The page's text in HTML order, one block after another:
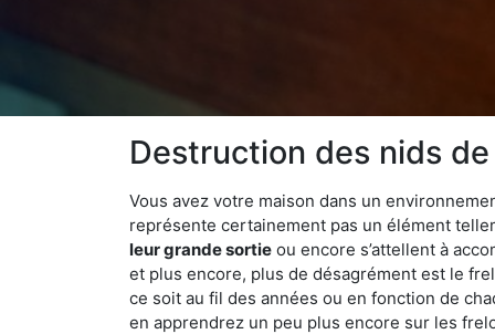
Destruction des nids
Vous avez votre maison dans un
représente certainement pas un élément
leur grande sortie ou encore s’attellent à
et plus encore, plus de désagrément est le
ce soit au fil des années ou en fonction de
en apprendrez un peu plus encore sur les